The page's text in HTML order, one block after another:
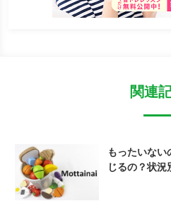
関連
もったいな
じるの？状況